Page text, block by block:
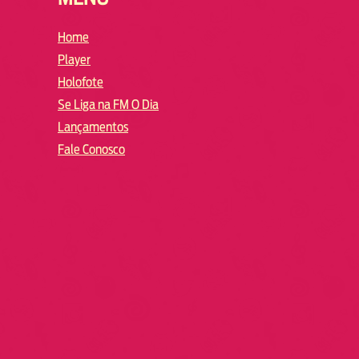
Home
Player
Holofote
Se Liga na FM O Dia
Lançamentos
Fale Conosco